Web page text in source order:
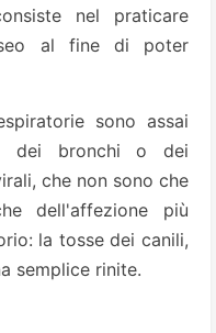
nel praticare
al fine di poter
sono assai
dei bronchi o dei
che non sono che
dell'affezione più
la tosse dei canili,
semplice rinite.